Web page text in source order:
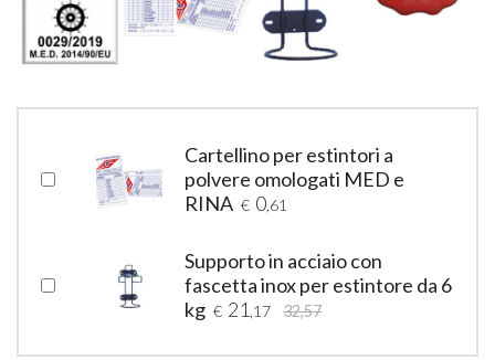
Cartellino per estintori a
polvere omologati MED e
RINA € 0 ,61
Supporto in acciaio con
fascetta inox per estintore da 6
kg € 21 ,17 32,57